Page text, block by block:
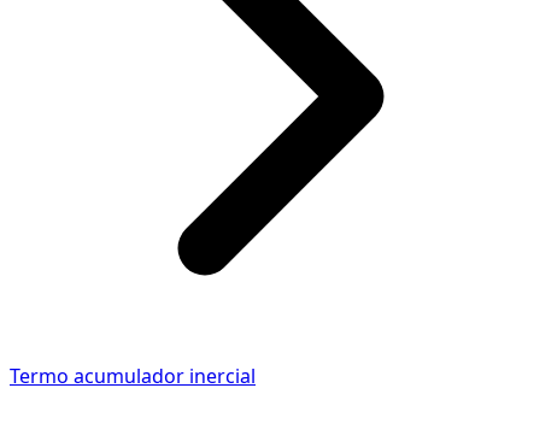
Termo acumulador inercial